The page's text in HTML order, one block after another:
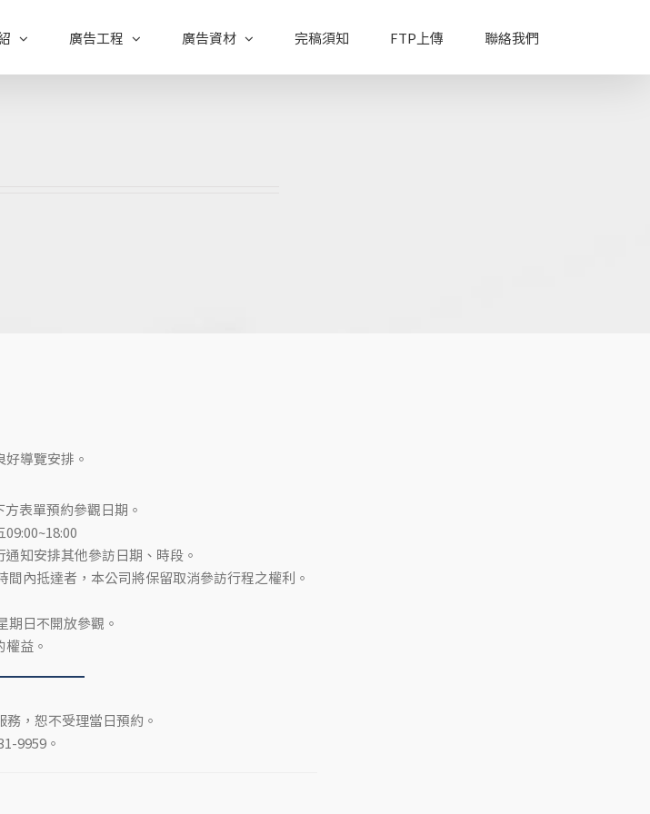
廣告工程 廣告資材 完稿須知 FTP上傳 聯絡我們
導覽安排。
表單預約參觀日期。
知安排其他參訪日期、時段。
內抵達者，本公司將保留取消參訪行程之權利。
日不開放參觀。
益。
，恕不受理當日預約。
9959。